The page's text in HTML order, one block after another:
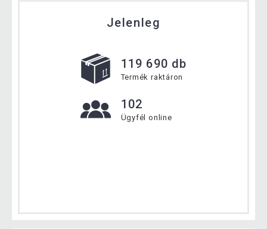
Jelenleg
119 690 db
Termék raktáron
102
Ügyfél online